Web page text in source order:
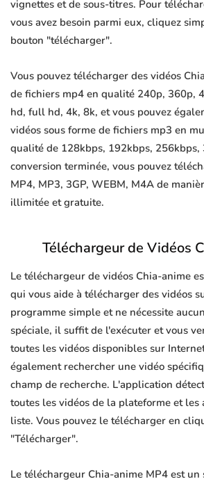
vignettes et de sous-titres. Pour
vous avez besoin parmi eux, cliquez
bouton "télécharger".
Vous pouvez télécharger des vidéos
de fichiers mp4 en qualité 240p, 360p,
hd, full hd, 4k, 8k, et vous pouvez
vidéos sous forme de fichiers mp3 en
qualité de 128kbps, 192kbps, 256kbps,
conversion terminée, vous pouvez
MP4, MP3, 3GP, WEBM, M4A de
illimitée et gratuite.
Téléchargeur de Vidéos
Le téléchargeur de vidéos Chia-anime
qui vous aide à télécharger des vidéos
programme simple et ne nécessite
spéciale, il suffit de l'exécuter et vous
toutes les vidéos disponibles sur
également rechercher une vidéo
champ de recherche. L'application
toutes les vidéos de la plateforme et les
liste. Vous pouvez le télécharger en
"Télécharger".
Le téléchargeur Chia-anime MP4 est